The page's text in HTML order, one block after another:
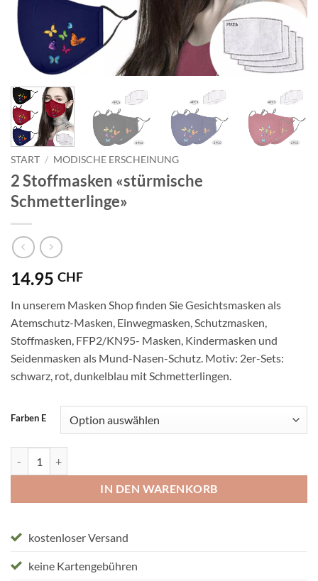
START / MODISCHE ERSCHEINUNG
2 Stoffmasken «stürmische
Schmetterlinge»
14.95 CHF
In unserem Masken Shop finden Sie Gesichtsmasken als
Atemschutz-Masken, Einwegmasken, Schutzmasken,
Stoffmasken, FFP2/KN95- Masken, Kindermasken und
Seidenmasken als Mund-Nasen-Schutz. Motiv: 2er-Sets:
schwarz, rot, dunkelblau mit Schmetterlingen.
Farben E
IN DEN WARENKORB
kostenloser Versand
keine Kartengebühren